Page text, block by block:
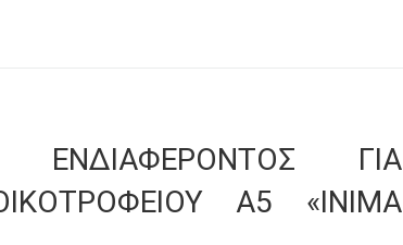
ΕΝΔΙΑΦΕΡΟΝΤΟΣ ΓΙΑ
Α5 «ΙΝΙΜΑ